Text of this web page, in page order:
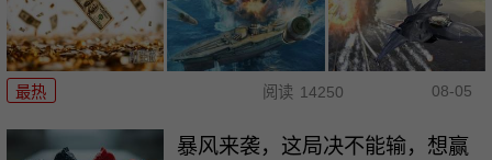
最热 阅读 14250 08-05
暴风来袭，这局决不能输，想赢